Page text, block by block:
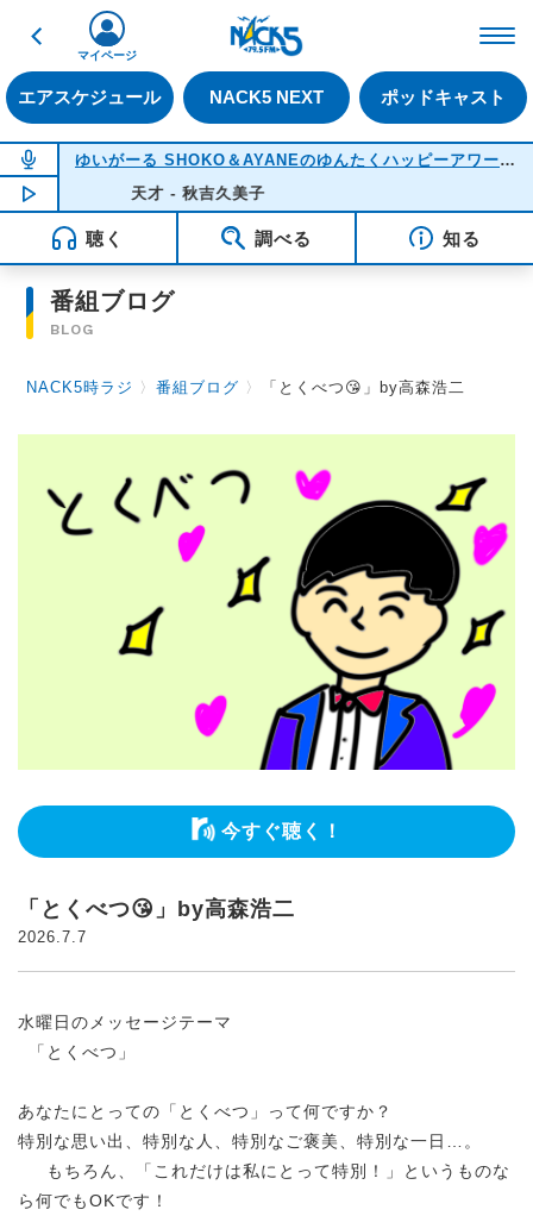
戻る
エアスケジュール NACK5 NEXT ポッドキャスト
マイページ
NOW ON AIR ゆいがーる SHOKO＆AYANEのゆんたくハッピーアワー
NOW PLAYING 21:51
天才 - 秋吉久美子
聴く 調べる 知る
番組ブログ
BLOG
NACK5時ラジ 〉番組ブログ 〉 「とくべつ😘」by高森浩二
今すぐ聴く！
「とくべつ😘」by高森浩二
2026.7.7
水曜日のメッセージテーマ
「とくべつ」
あなたにとっての「とくべつ」って何ですか？
特別な思い出、特別な人、特別なご褒美、特別な一日…。
もちろん、「これだけは私にとって特別！」というものな
ら何でもOKです！